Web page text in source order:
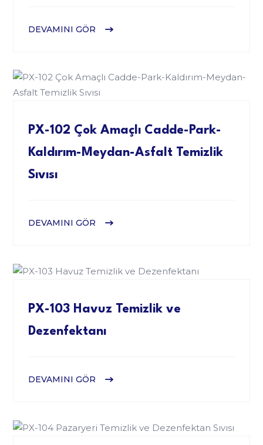
DEVAMINI GÖR
PX-102 Çok Amaçlı Cadde-Park-
Kaldırım-Meydan-Asfalt Temizlik
Sıvısı
DEVAMINI GÖR
PX-103 Havuz Temizlik ve
Dezenfektanı
DEVAMINI GÖR